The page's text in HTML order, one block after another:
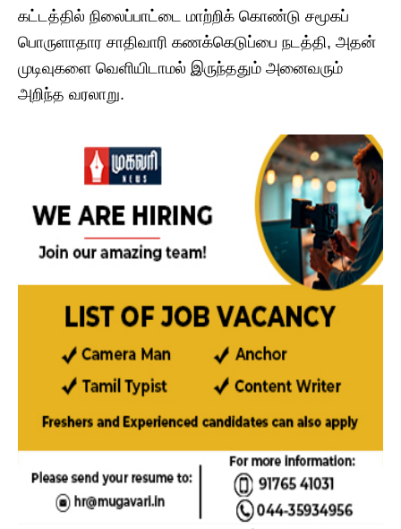
கட்டத்தில் நிலைப்பாட்டை மாற்றிக் கொண்டு சமூகப்
பொருளாதார சாதிவாரி கணக்கெடுப்பை நடத்தி, அதன்
முடிவுகளை வெளியிடாமல் இருந்ததும் அனைவரும்
அறிந்த வரலாறு.